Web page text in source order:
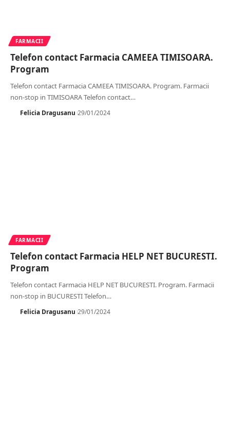
FARMACII
Telefon contact Farmacia CAMEEA TIMISOARA.
Program
Telefon contact Farmacia CAMEEA TIMISOARA. Program. Farmacii
non-stop in TIMISOARA Telefon contact…
Felicia Dragusanu 29/01/2024
FARMACII
Telefon contact Farmacia HELP NET BUCURESTI.
Program
Telefon contact Farmacia HELP NET BUCURESTI. Program. Farmacii
non-stop in BUCURESTI Telefon…
Felicia Dragusanu 29/01/2024